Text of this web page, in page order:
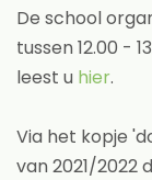
De school
tussen 12.00 -
leest u hier.
Via het kopje
van 2021/2022